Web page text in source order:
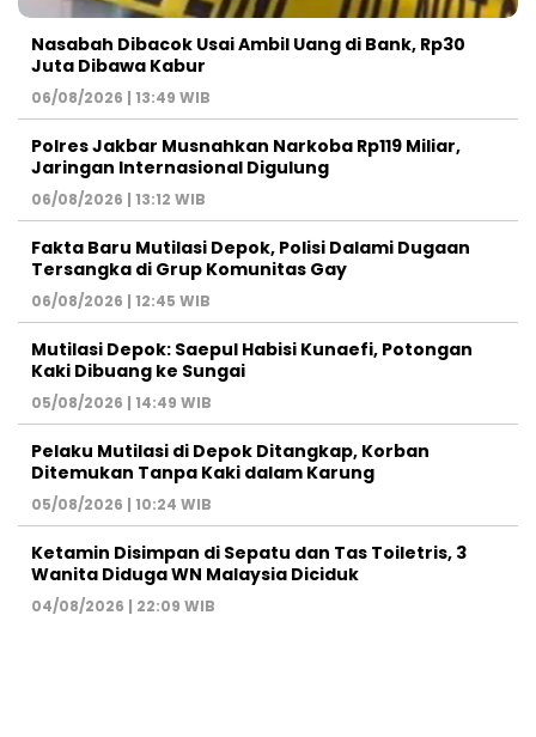
Nasabah Dibacok Usai Ambil Uang di Bank, Rp30
Juta Dibawa Kabur
06/08/2026 | 13:49 WIB
Polres Jakbar Musnahkan Narkoba Rp119 Miliar,
Jaringan Internasional Digulung
06/08/2026 | 13:12 WIB
Fakta Baru Mutilasi Depok, Polisi Dalami Dugaan
Tersangka di Grup Komunitas Gay
06/08/2026 | 12:45 WIB
Mutilasi Depok: Saepul Habisi Kunaefi, Potongan
Kaki Dibuang ke Sungai
05/08/2026 | 14:49 WIB
Pelaku Mutilasi di Depok Ditangkap, Korban
Ditemukan Tanpa Kaki dalam Karung
05/08/2026 | 10:24 WIB
Ketamin Disimpan di Sepatu dan Tas Toiletris, 3
Wanita Diduga WN Malaysia Diciduk
04/08/2026 | 22:09 WIB